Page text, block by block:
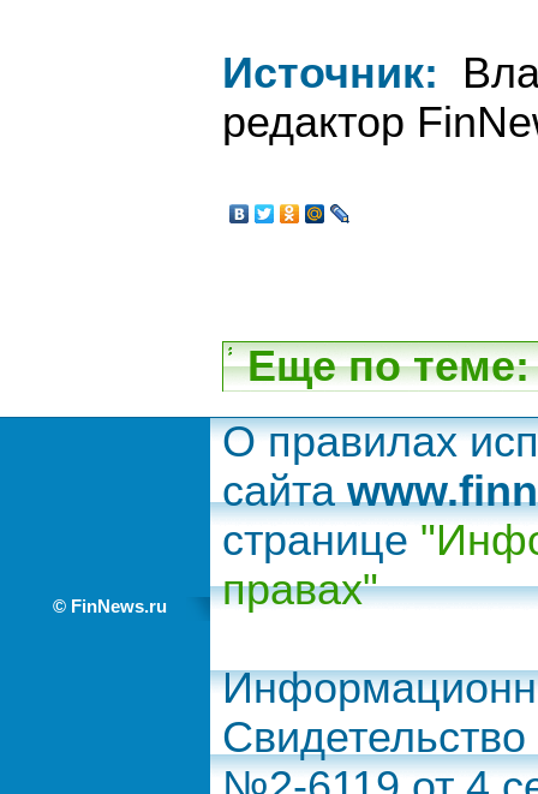
Источник:
редактор
Еще по теме:
© FinNews.ru
О правилах
сайта
странице
правах"